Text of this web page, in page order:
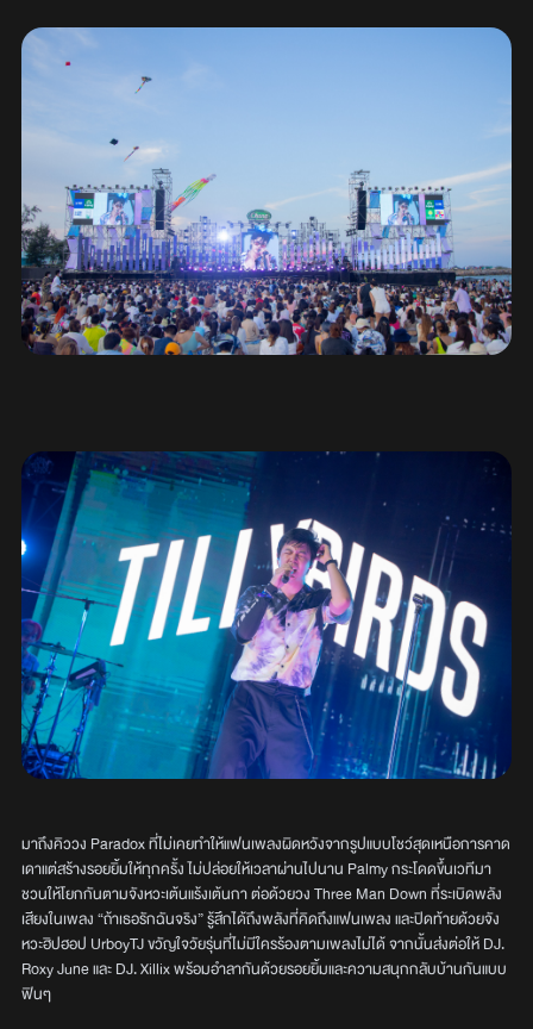
มาถึงคิววง Paradox ที่ไม่เคยทำให้แฟนเพลงผิดหวังจากรูปแบบโชว์สุดเหนือการคาด
เดาแต่สร้างรอยยิ้มให้ทุกครั้ง ไม่ปล่อยให้เวลาผ่านไปนาน Palmy กระโดดขึ้นเวทีมา
ชวนให้โยกกันตามจังหวะเต้นแร้งเต้นกา ต่อด้วยวง Three Man Down ที่ระเบิดพลัง
เสียงในเพลง “ถ้าเธอรักฉันจริง” รู้สึกได้ถึงพลังที่คิดถึงแฟนเพลง และปิดท้ายด้วยจัง
หวะฮิปฮอป UrboyTJ ขวัญใจวัยรุ่นที่ไม่มีใครร้องตามเพลงไม่ได้ จากนั้นส่งต่อให้ DJ.
Roxy June และ DJ. Xillix พร้อมอำลากันด้วยรอยยิ้มและความสนุกกลับบ้านกันแบบ
ฟินๆ